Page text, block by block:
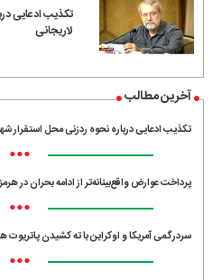
تکذیب ادعایی
لاریجانی
آخرین مطالب
تکذیب ادعایی درباره نحوه ردزنی محل استقرار
•••
پرداخت عوارض واقع‌بینانه‌تر از ادامه بحران در
•••
سردرگمی آمریکا و اوکراین با ته کشیدن پاتریوت
•••